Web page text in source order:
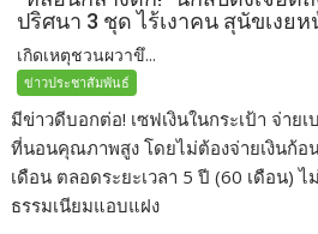
ปริศนา 3 ชุด ไร้เงาคน สุนัขเงย
เกิดเหตุชวนผวาขึ...
ข่าวประชาสัมพันธ์
มีข่าวดีบอกต่อ! เซฟเงินในกระเป้า จ่าย
ที่นอนคุณภาพสูง โดยไม่ต้องจ่ายเงินก้อ
เดือน ตลอดระยะเวลา 5 ปี (60 เดือน)
ธรรมเนียมแอบแฝง